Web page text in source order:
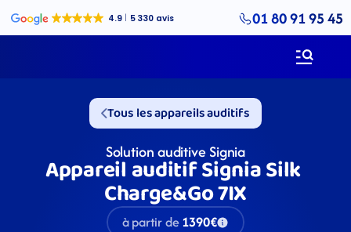
01 80 91 95 45
Tous les appareils auditifs
Solution auditive Signia
Appareil auditif Signia Silk
Charge&Go 7IX
à partir de1390€